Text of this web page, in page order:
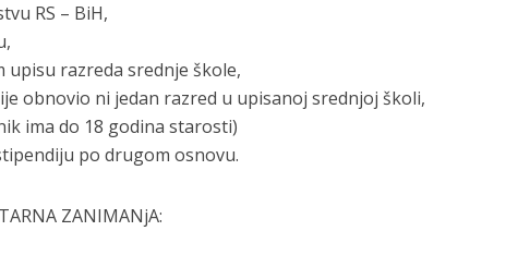
RS – BiH,
upisu razreda srednje škole,
obnovio ni jedan razred u upisanoj srednjoj školi,
ima do 18 godina starosti)
po drugom osnovu.
ZANIMANјA: